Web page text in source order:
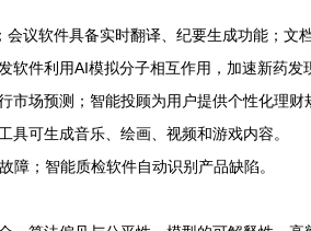
议软件具备实时翻译、纪要生成功能；文
软件利用AI模拟分子相互作用，加速新药发
市场预测；智能投顾为用户提供个性化理财
具可生成音乐、绘画、视频和游戏内容。
障；智能质检软件自动识别产品缺陷。